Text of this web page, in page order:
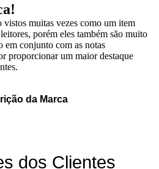
vistos muitas vezes como um item
porém eles também são muito
em conjunto com as notas
proporcionar um maior destaque
da Marca
dos Clientes